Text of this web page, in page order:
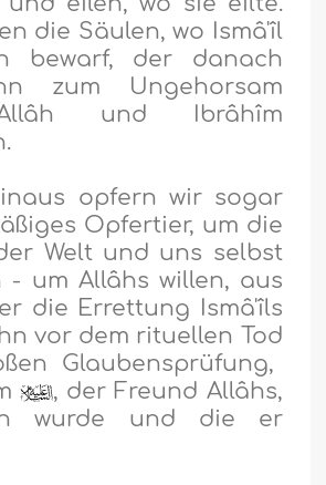
die Säulen, wo Ismâ'îl
bewarf, der danach
zum Ungehorsam
und Ibrâhîm
opfern wir sogar
Opfertier, um die
Welt und uns selbst
- um Allâhs willen, aus
die Errettung Ismâ'îls
vor dem rituellen Tod
Glaubensprüfung,
, der Freund Allâhs,
wurde und die er